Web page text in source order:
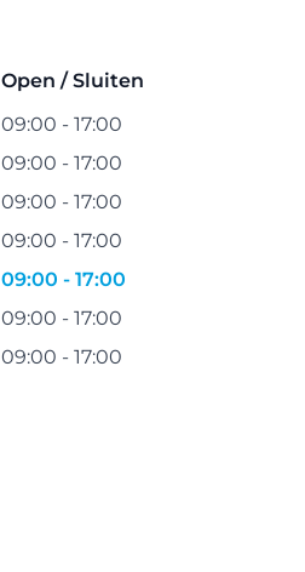
Open / Sluiten
09:00 - 17:00
09:00 - 17:00
09:00 - 17:00
09:00 - 17:00
09:00 - 17:00
09:00 - 17:00
09:00 - 17:00